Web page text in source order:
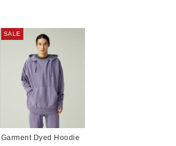
SALE
Garment Dyed Hoodie